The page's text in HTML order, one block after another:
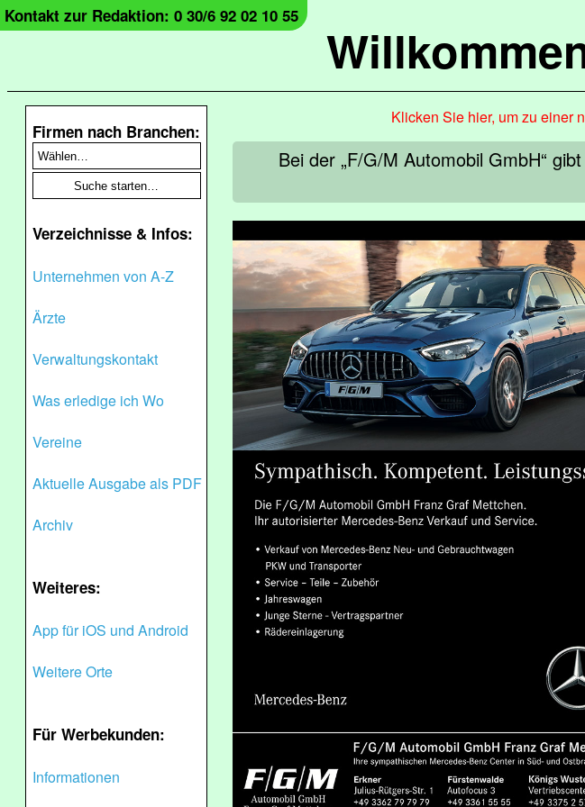
Kontakt zur Redaktion: 0 30/6 92 02 10 55
Firmen nach Branchen:
Verzeichnisse & Infos:
Unternehmen von A-Z
Ärzte
Verwaltungskontakt
Was erledige ich Wo
Vereine
Aktuelle Ausgabe als PDF
Archiv
Weiteres:
App für iOS und Android
Weitere Orte
Für Werbekunden:
Informationen
Klicken Sie hier, um zu einer
Bei der „F/G/M Automobil GmbH“